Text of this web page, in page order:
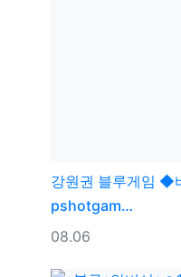
강원권 블루게임 ◆
pshotgam…
등록일
08.06